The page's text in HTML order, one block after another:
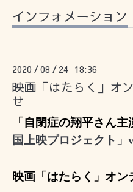
インフォメーション
2020 /08 / 24 18:36
映画「はたらく」オ
せ
「自閉症の翔平さん主
国上映プロジェクト」
映画「はたらく」オン